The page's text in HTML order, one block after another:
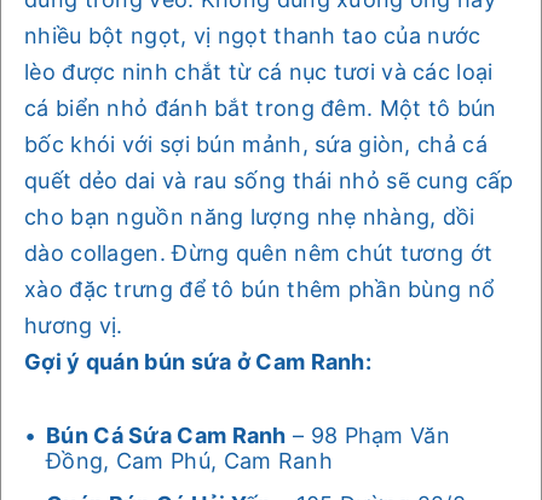
nhiều bột ngọt, vị ngọt thanh tao của nước
lèo được ninh chắt từ cá nục tươi và các loại
cá biển nhỏ đánh bắt trong đêm. Một tô bún
bốc khói với sợi bún mảnh, sứa giòn, chả cá
quết dẻo dai và rau sống thái nhỏ sẽ cung cấp
cho bạn nguồn năng lượng nhẹ nhàng, dồi
dào collagen. Đừng quên nêm chút tương ớt
xào đặc trưng để tô bún thêm phần bùng nổ
hương vị.
Gợi ý quán bún sứa ở Cam Ranh:
Bún Cá Sứa Cam Ranh – 98 Phạm Văn
Đồng, Cam Phú, Cam Ranh